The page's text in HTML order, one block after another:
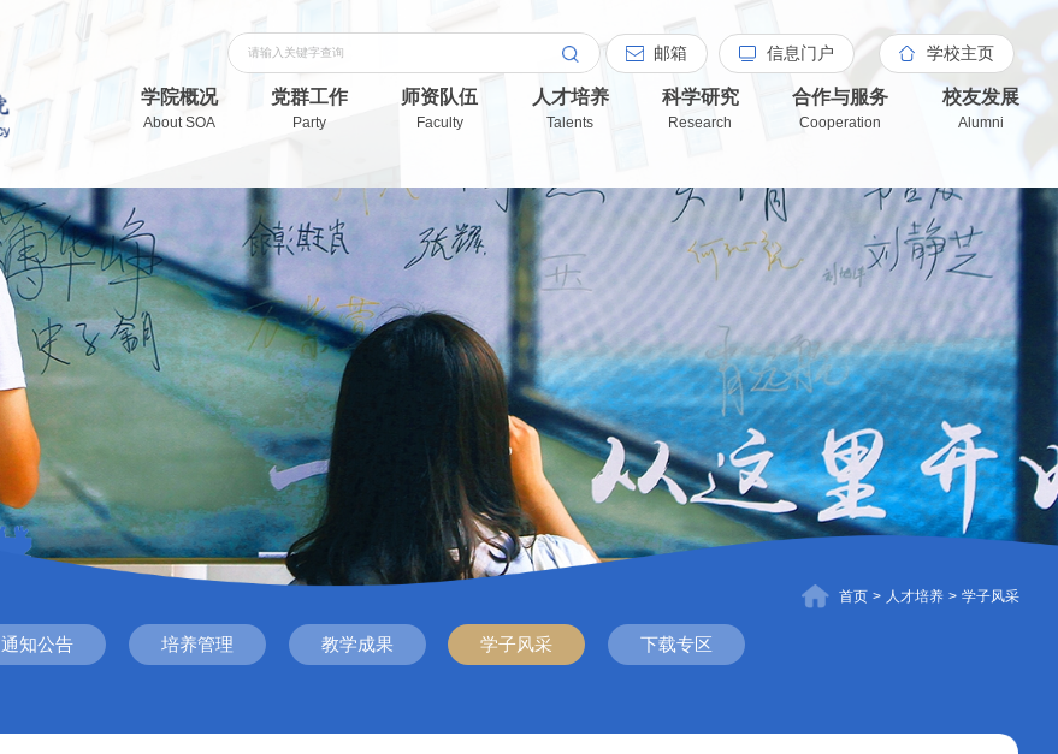
邮箱 信息门户 学校主页
学院概况
About SOA
党群工作
Party
师资队伍
Faculty
人才培养
Talents
科学研究
Research
合作与服务
Cooperation
校友发展
Alumni
首页 > 人才培养 > 学子风采
通知公告 培养管理 教学成果 学子风采 下载专区